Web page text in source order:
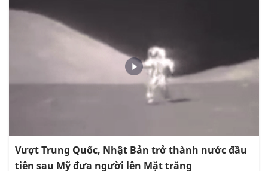
Vượt Trung Quốc, Nhật Bản trở thành nước đầu
tiên sau Mỹ đưa người lên Mặt trăng